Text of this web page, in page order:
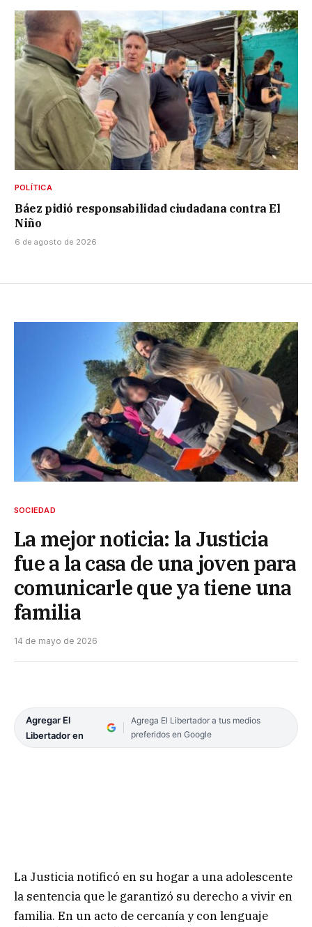
POLÍTICA
Báez pidió responsabilidad ciudadana contra El
Niño
6 de agosto de 2026
SOCIEDAD
La mejor noticia: la Justicia
fue a la casa de una joven para
comunicarle que ya tiene una
familia
14 de mayo de 2026
Agregar El
Libertador en
Agrega El Libertador a tus medios
preferidos en Google
La Justicia notificó en su hogar a una adolescente
la sentencia que le garantizó su derecho a vivir en
familia. En un acto de cercanía y con lenguaje